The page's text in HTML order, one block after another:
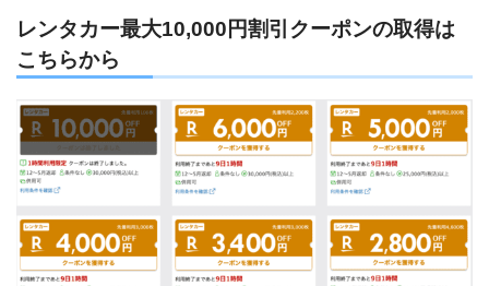
レンタカー最大10,000円割引クーポンの取得は
こちらから